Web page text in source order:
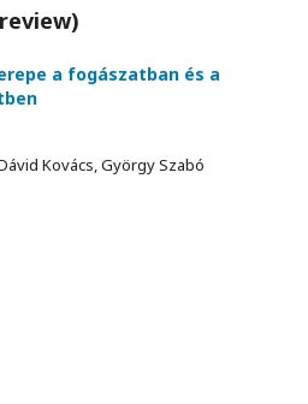
a fogászatban és a
Kovács, György Szabó